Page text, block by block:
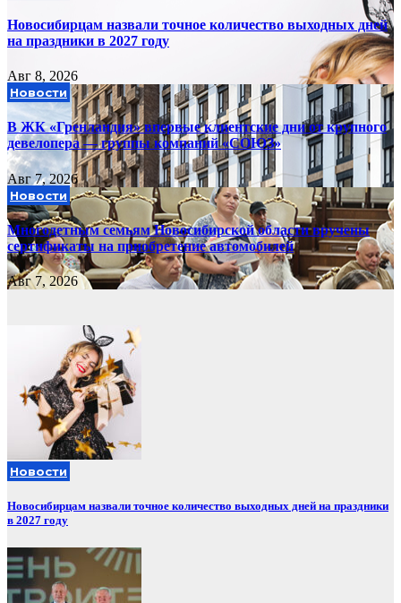
Новосибирцам назвали точное количество выходных дней
на праздники в 2027 году
Авг 8, 2026
Новости
В ЖК «Гренландия» впервые клиентские дни от крупного
девелопера — группы компаний «СОЮЗ»
Авг 7, 2026
Новости
Многодетным семьям Новосибирской области вручены
сертификаты на приобретение автомобилей
Авг 7, 2026
Новости
Новосибирцам назвали точное количество выходных дней на праздники
в 2027 году